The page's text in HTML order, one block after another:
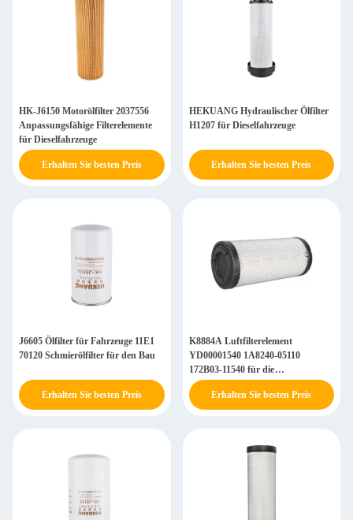
HK-J6150 Motorölfilter 2037556
Anpassungsfähige Filterelemente
für Dieselfahrzeuge
Erhalten Sie besten Preis
HEKUANG Hydraulischer Ölfilter
H1207 für Dieselfahrzeuge
Erhalten Sie besten Preis
J6605 Ölfilter für Fahrzeuge 11E1
70120 Schmierölfilter für den Bau
Erhalten Sie besten Preis
K8884A Luftfilterelement
YD00001540 1A8240-05110
172B03-11540 für die
Motorenluftzufuhr
Erhalten Sie besten Preis